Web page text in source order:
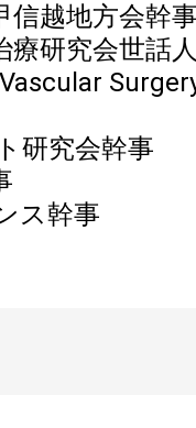
信越地方会幹
療研究会世話
研究会幹事
ス幹事